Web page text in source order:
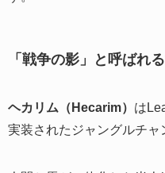
「戦争の影」と呼ばれ
ヘカリム（Hecarim） は
実装されたジャングルチャ